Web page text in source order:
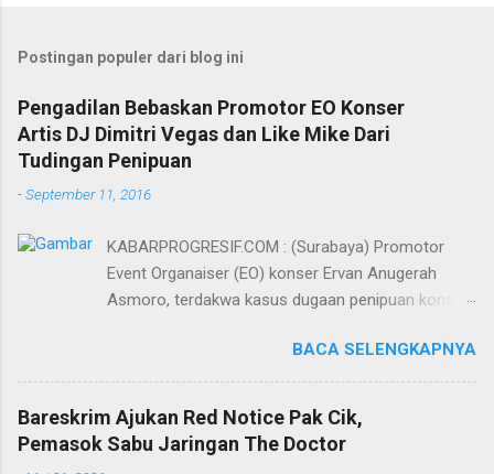
Postingan populer dari blog ini
Pengadilan Bebaskan Promotor EO Konser
Artis DJ Dimitri Vegas dan Like Mike Dari
Tudingan Penipuan
-September 11, 2016
KABARPROGRESIF.COM : (Surabaya) Promotor
Event Organaiser (EO) konser Ervan Anugerah
Asmoro, terdakwa kasus dugaan penipuan konser
dari tuntutan 1,5 tahun penjara yang diajukan Jaksa
Penuntut Umum (JPU) Darwis dari Kejari Surabaya.
Oleh majelis hakim yang diketuai Sigit Sutanto SH
MH, kasus penipuan yang menjerat Ervan tersebut
dinyatakan bukan perkara pidana. Dalam
BACA SELENGKAPNYA
Bareskrim Ajukan Red Notice Pak Cik,
Pemasok Sabu Jaringan The Doctor